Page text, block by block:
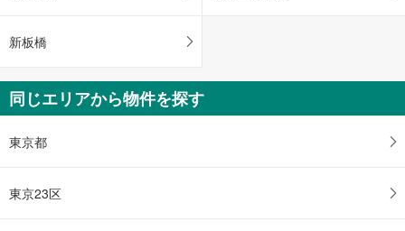
新板橋
同じエリアから物件を探す
東京都
東京23区